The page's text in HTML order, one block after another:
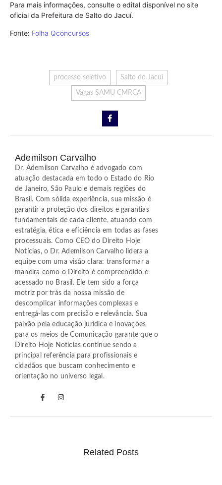
Para mais informações, consulte o edital disponível no site
oficial da Prefeitura de Salto do Jacuí.
Fonte: Folha Qconcursos
processo seletivo Salto do Jacuí
Vagas SAMU CMRCA
Ademilson Carvalho
Dr. Ademilson Carvalho é advogado com
atuação destacada em todo o Estado do Rio
de Janeiro, São Paulo e demais regiões do
Brasil. Com sólida experiência, sua missão é
garantir a proteção dos direitos e garantias
fundamentais de cada cliente, atuando com
estratégia, ética e eficiência em todas as fases
processuais. Como CEO do Direito Hoje
Notícias, o Dr. Ademilson Carvalho lidera a
equipe com uma visão clara: transformar a
maneira como o Direito é compreendido e
acessado no Brasil. Ele tem sido a força
motriz por trás da nossa missão de
descomplicar informações complexas e
entregá-las com precisão e relevância. Sua
paixão pela educação jurídica e inovações
para os meios de Comunicação garante que o
Direito Hoje Notícias continue sendo a
principal referência para profissionais e
cidadãos que buscam conhecimento e
orientação no universo legal.
Related Posts